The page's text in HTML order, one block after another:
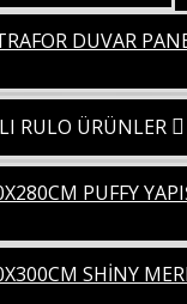
DUVAR
RULO ÜRÜNLER
PUFFY
SHİNY